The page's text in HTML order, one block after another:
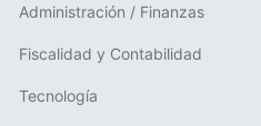
Administración / Finanzas
Fiscalidad y Contabilidad
Tecnología